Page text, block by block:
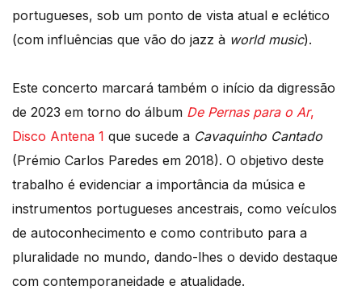
portugueses, sob um ponto de vista atual e eclético
(com influências que vão do jazz à world music).
Este concerto marcará também o início da digressão
de 2023 em torno do álbum De Pernas para o Ar,
Disco Antena 1 que sucede a Cavaquinho Cantado
(Prémio Carlos Paredes em 2018). O objetivo deste
trabalho é evidenciar a importância da música e
instrumentos portugueses ancestrais, como veículos
de autoconhecimento e como contributo para a
pluralidade no mundo, dando-lhes o devido destaque
com contemporaneidade e atualidade.